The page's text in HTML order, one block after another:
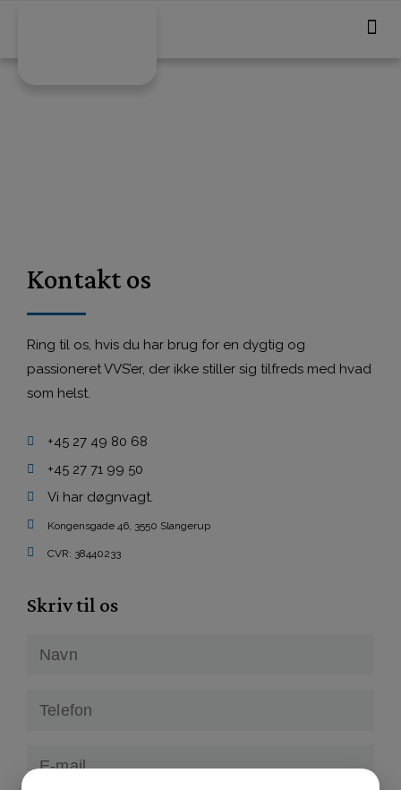
Kontakt os
Ring til os, hvis du har brug for en dygtig og
passioneret VVS’er, der ikke stiller sig tilfreds med hvad
som helst.
+45 27 49 80 68
+45 27 71 99 50
Vi har døgnvagt.
Kongensgade 46, 3550 Slangerup
CVR: 38440233
Skriv til os
Navn
Telefon
E-